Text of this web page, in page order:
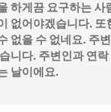
하게끔 요구하는 사
없어야겠습니다. 또
없을 수 없네요. 주
니다. 주변인과 연
날이에요.